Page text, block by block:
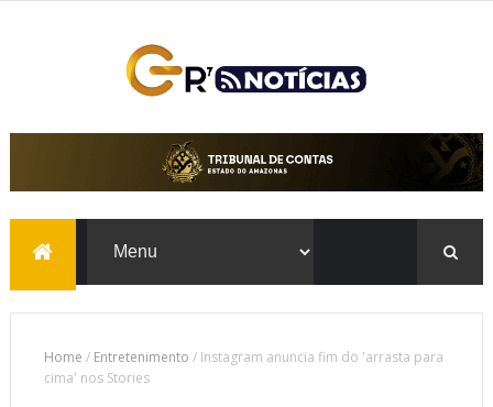
Home / Entretenimento / Instagram anuncia fim do 'arrasta para
cima' nos Stories